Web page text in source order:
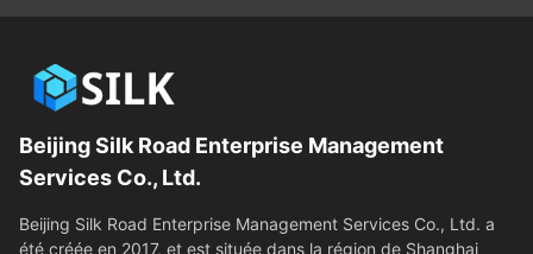
Beijing Silk Road Enterprise Management
Services Co., Ltd.
Beijing Silk Road Enterprise Management Services Co., Ltd. a
été créée en 2017, et est située dans la région de Shanghai